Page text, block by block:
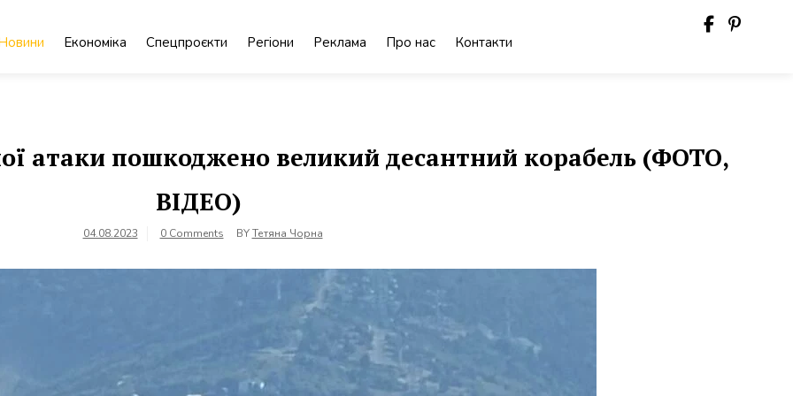
Економіка Спецпроєкти Регіони Реклама Про нас Контакти
атаки пошкоджено великий десантний корабель (ФОТО,
ВІДЕО)
04.08.2023 0 Comments BYТетяна Чорна